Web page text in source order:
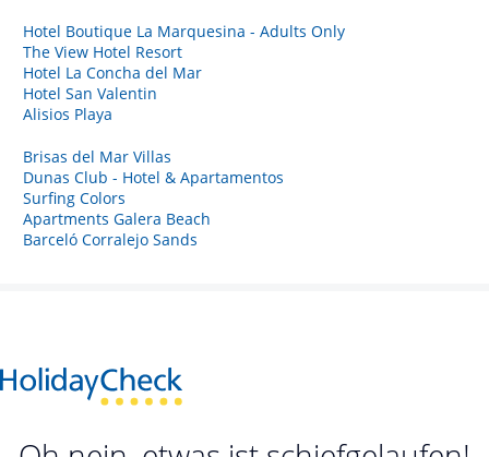
Hotel Boutique La Marquesina - Adults Only
The View Hotel Resort
Hotel La Concha del Mar
Hotel San Valentin
Alisios Playa
Brisas del Mar Villas
Dunas Club - Hotel & Apartamentos
Surfing Colors
Apartments Galera Beach
Barceló Corralejo Sands